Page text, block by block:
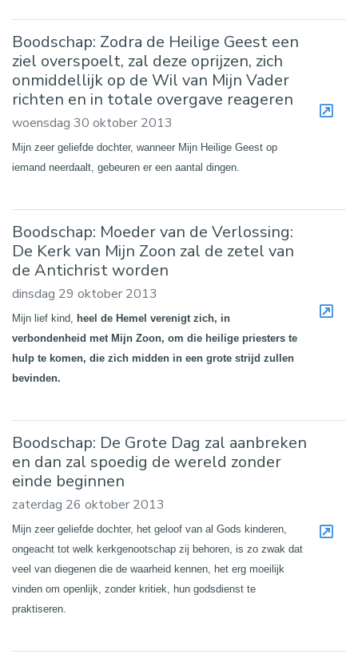
Boodschap: Zodra de Heilige Geest een
ziel overspoelt, zal deze oprijzen, zich
onmiddellijk op de Wil van Mijn Vader
richten en in totale overgave reageren
woensdag 30 oktober 2013
Mijn zeer geliefde dochter, wanneer Mijn Heilige Geest op
iemand neerdaalt, gebeuren er een aantal dingen.
Boodschap: Moeder van de Verlossing:
De Kerk van Mijn Zoon zal de zetel van
de Antichrist worden
dinsdag 29 oktober 2013
Mijn lief kind, heel de Hemel verenigt zich, in
verbondenheid met Mijn Zoon, om die heilige priesters te
hulp te komen, die zich midden in een grote strijd zullen
bevinden.
Boodschap: De Grote Dag zal aanbreken
en dan zal spoedig de wereld zonder
einde beginnen
zaterdag 26 oktober 2013
Mijn zeer geliefde dochter, het geloof van al Gods kinderen,
ongeacht tot welk kerkgenootschap zij behoren, is zo zwak dat
veel van diegenen die de waarheid kennen, het erg moeilijk
vinden om openlijk, zonder kritiek, hun godsdienst te
praktiseren.